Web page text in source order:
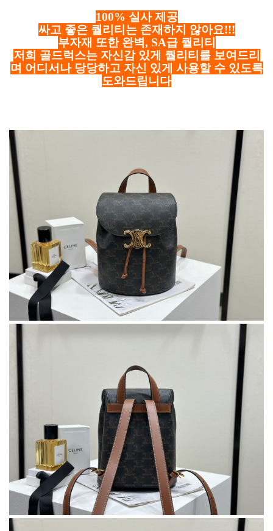
100% 실사 제공
싸고 좋은 퀄리티는 존재하지 않아요!!!
부자재 또한 완벽, SA급 퀄리티
저희 골드럭스는 자신감 있게 퀄리티를 보여드리
며 어디서나 당당하고 자신 있게 사용할 수 있도록
도와드립니다